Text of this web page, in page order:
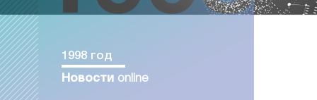
1998 год
Новости online